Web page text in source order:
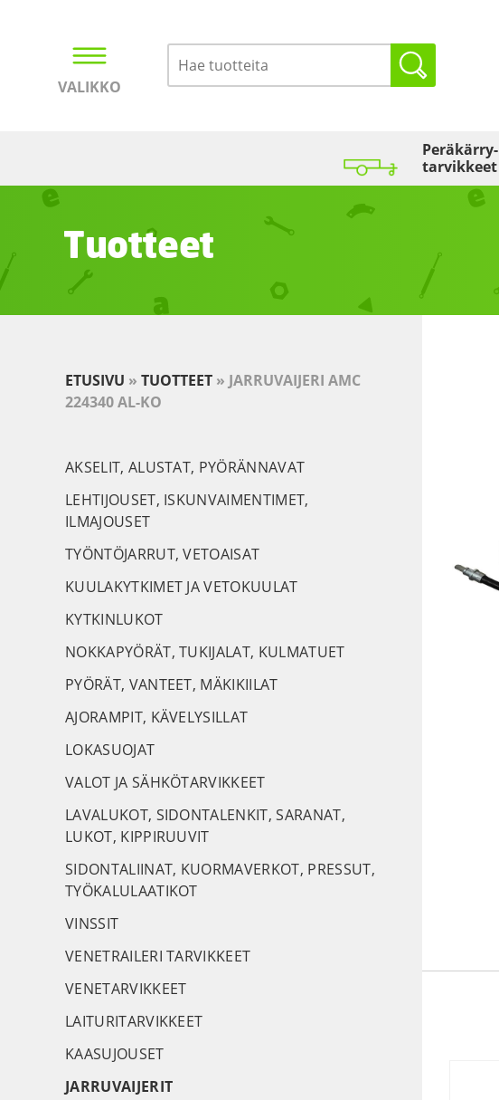
VALIKKO
Peräkärry­
tarvikkeet
Tuotteet
ETUSIVU » TUOTTEET » JARRUVAIJERI AMC
224340 AL-KO
AKSELIT, ALUSTAT, PYÖRÄNNAVAT
LEHTIJOUSET, ISKUNVAIMENTIMET,
ILMAJOUSET
TYÖNTÖJARRUT, VETOAISAT
KUULAKYTKIMET JA VETOKUULAT
KYTKINLUKOT
NOKKAPYÖRÄT, TUKIJALAT, KULMATUET
PYÖRÄT, VANTEET, MÄKIKIILAT
AJORAMPIT, KÄVELYSILLAT
LOKASUOJAT
VALOT JA SÄHKÖTARVIKKEET
LAVALUKOT, SIDONTALENKIT, SARANAT,
LUKOT, KIPPIRUUVIT
SIDONTALIINAT, KUORMAVERKOT, PRESSUT,
TYÖKALULAATIKOT
VINSSIT
VENETRAILERI TARVIKKEET
VENETARVIKKEET
LAITURITARVIKKEET
KAASUJOUSET
JARRUVAIJERIT